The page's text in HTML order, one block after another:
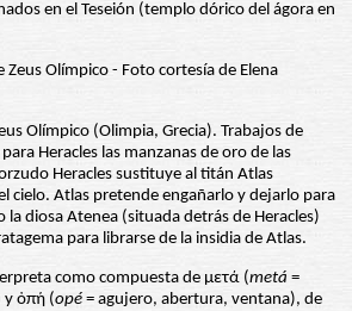
en el Teseión (templo dórico del ágora en
Olímpico (Olimpia, Grecia). Trabajos de
Heracles las manzanas de oro de las
Heracles sustituye al titán Atlas
cielo. Atlas pretende engañarlo y dejarlo para
la diosa Atenea (situada detrás de Heracles)
para librarse de la insidia de Atlas.
como compuesta de μετά (metá =
y ὀπή (opé = agujero, abertura, ventana), de